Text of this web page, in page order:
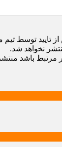
تایید توسط
نخواهد شد.
مرتبط باشد